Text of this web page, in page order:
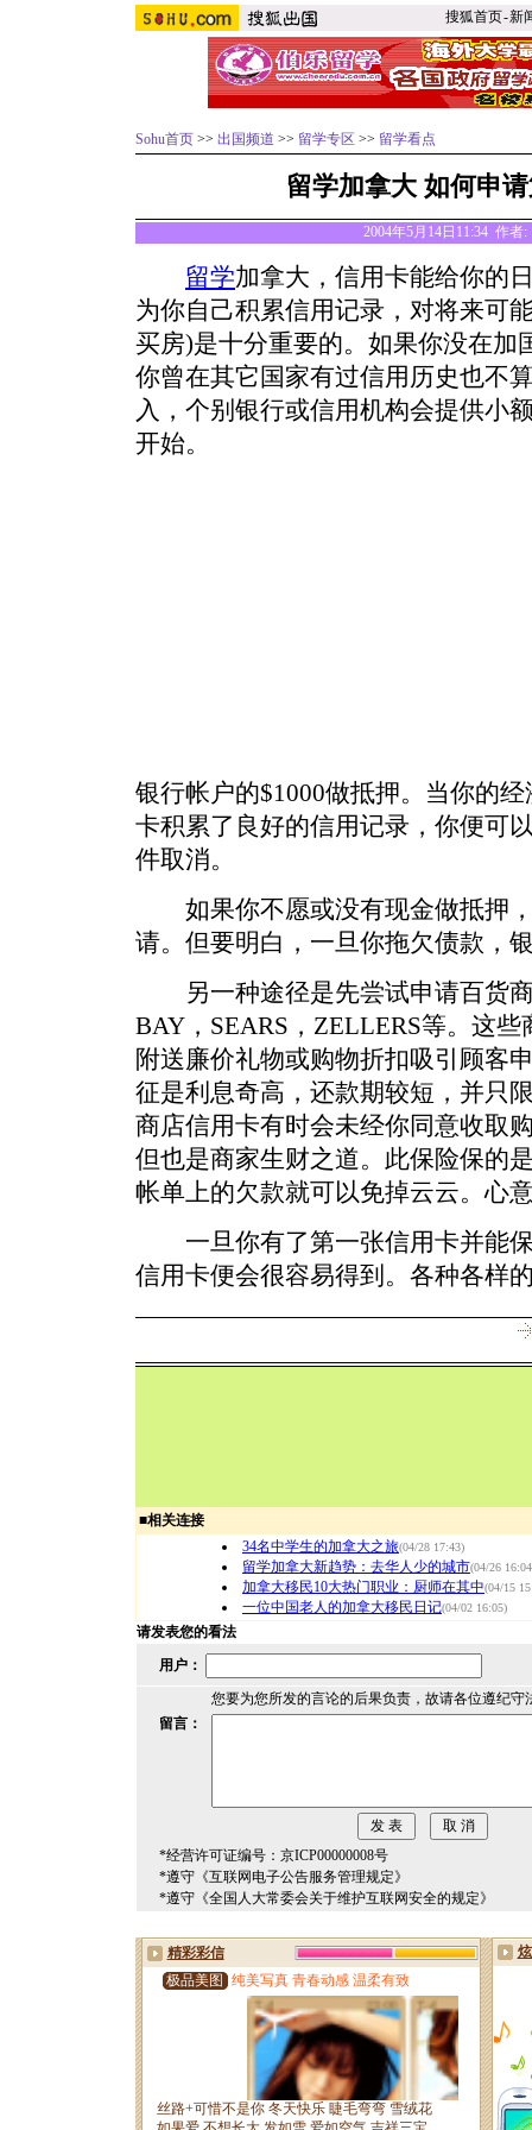
搜狐首页-新
Sohu首页 >> 出国频道 >> 留学专区 >> 留学看点
留学加拿大 如何申
2004年5月14日11:34 作
留学加拿大，信用卡能给你的
为你自己积累信用记录，对将来可
买房)是十分重要的。如果你没在加
你曾在其它国家有过信用历史也不
入，个别银行或信用机构会提供小
开始。
银行帐户的$1000做抵押。当你的
卡积累了良好的信用记录，你便可
件取消。
如果你不愿或没有现金做抵押，
请。但要明白，一旦你拖欠债款，
另一种途径是先尝试申请百货商
BAY，SEARS，ZELLERS等。这
附送廉价礼物或购物折扣吸引顾客
征是利息奇高，还款期较短，并只
商店信用卡有时会未经你同意收取
但也是商家生财之道。此保险保的
帐单上的欠款就可以免掉云云。心
一旦你有了第一张信用卡并能保
信用卡便会很容易得到。各种各
■相关连接
34名中学生的加拿大之旅(04/28 17:43)
留学加拿大新趋势：去华人少的城市(04/26
加拿大移民10大热门职业：厨师在其中(04/15
一位中国老人的加拿大移民日记(04/02 16:05)
请发表您的看法
用户：
您要为您所发的言论的后果负责，故请各位遵纪守
留言：
*经营许可证编号：京ICP00000008号
*遵守《互联网电子公告服务管理规定》
*遵守《全国人大常委会关于维护互联网安全的规定》